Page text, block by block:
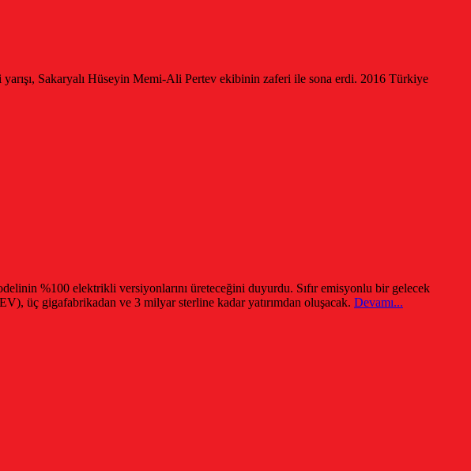
Sakaryalı Hüseyin Memi-Ali Pertev ekibinin zaferi ile sona erdi. 2016 Türkiye
%100 elektrikli versiyonlarını üreteceğini duyurdu. Sıfır emisyonlu bir gelecek
üç gigafabrikadan ve 3 milyar sterline kadar yatırımdan oluşacak. Devamı...